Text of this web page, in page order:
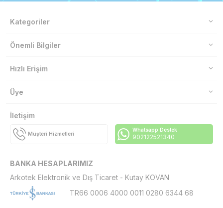
Kategoriler
Önemli Bilgiler
Hızlı Erişim
Üye
İletişim
Müşteri Hizmetleri
Whatsapp Destek
902122521340
BANKA HESAPLARIMIZ
Arkotek Elektronik ve Dış Ticaret - Kutay KOVAN
TR66 0006 4000 0011 0280 6344 68